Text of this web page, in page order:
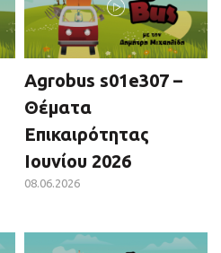
Agrobus s01e307 –
Θέματα
Επικαιρότητας
Ιουνίου 2026
08.06.2026